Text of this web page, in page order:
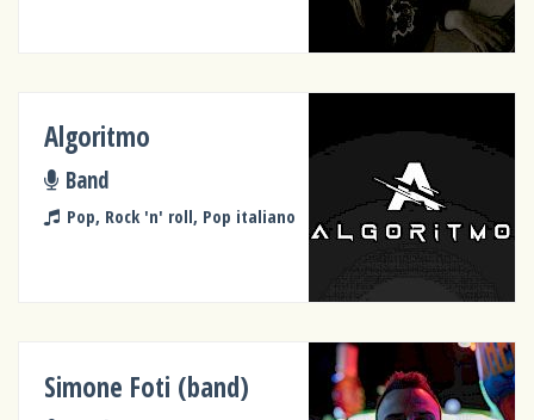
Algoritmo
Band
Pop, Rock 'n' roll, Pop italiano
Simone Foti (band)